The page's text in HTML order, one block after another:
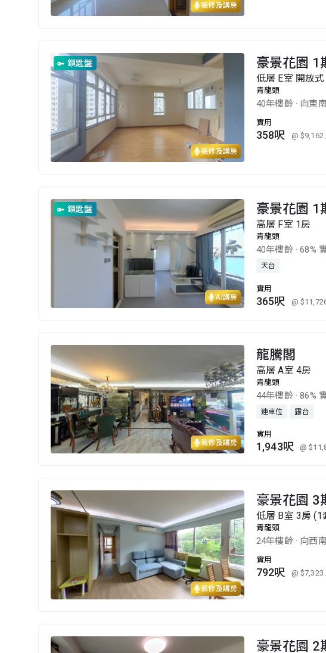
裝修及講房
裝修及講房
鎖匙盤 豪景花園 1
低層 E室 開放式
青龍頭
40年樓齡 · 向東南
實用
358呎 @ $9,162
AI講房
鎖匙盤 豪景花園 1
高層 F室 1房
青龍頭
40年樓齡 ·68%
天台
實用
365呎 @
裝修及講房
龍騰閣
高層 A室 4房
青龍頭
44年樓齡 ·86%
連車位 露台
實用
1,943呎 @
裝修及講房
豪景花園 3
低層 B室 3房 (1
青龍頭
24年樓齡 · 向西南
實用
792呎 @ $7,323
豪景花園 2